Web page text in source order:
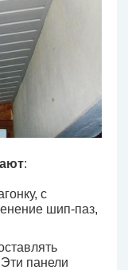
:
с
шип-паз,
панели